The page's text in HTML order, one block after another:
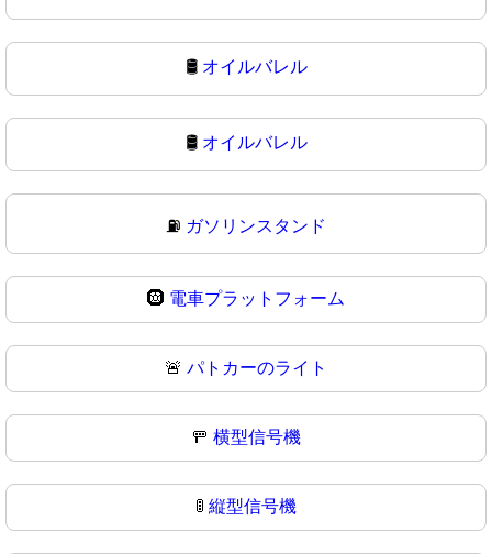
🛢️ オイルバレル
🛢 オイルバレル
⛽ ガソリンスタンド
🛞 電車プラットフォーム
🚨 パトカーのライト
🚥 横型信号機
🚦 縦型信号機